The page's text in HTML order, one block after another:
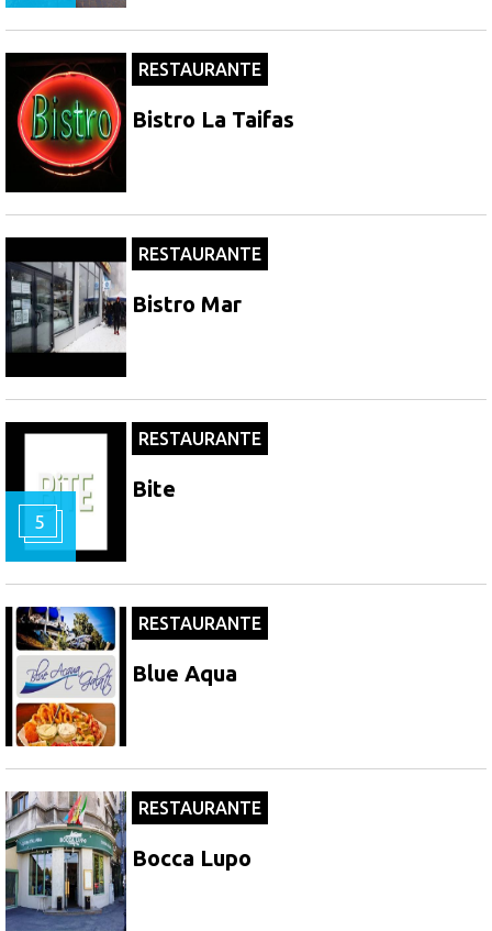
RESTAURANTE
Bistro La Taifas
RESTAURANTE
Bistro Mar
5
RESTAURANTE
Bite
RESTAURANTE
Blue Aqua
RESTAURANTE
Bocca Lupo